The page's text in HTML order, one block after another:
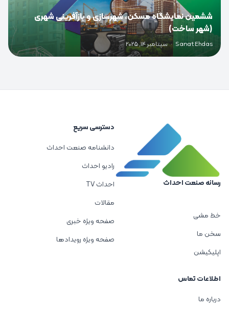
ششمین نمایشگاه مسکن، شهرسازی و بازآفرینی شهری
(شهر ساخت)
Sanat Ehdas
· سپتامبر 14, 2025
رسانه صنعت احداث
خط مشی
سخن ما
اپلیکیشن
دسترسی سریع
دانشنامه صنعت احداث
رادیو احداث
احداث TV
مقالات
صفحه ویژه خبری
صفحه ویژه رویدادها
اطلاعات تماس
درباره ما